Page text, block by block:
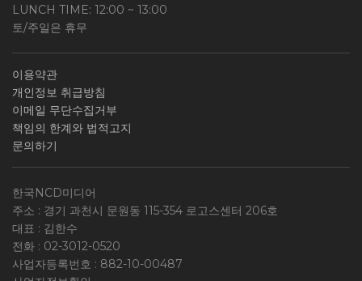
LUNCH TIME: 12:00 ~ 13:00
토/주일은 휴무
이용약관
개인정보 취급방침
이메일 무단수집거부
책임의 한계와 법적고지
문의하기
한국NCD미디어
주소 : 경기 과천시 문원동 115-354 로고스센터 206호
대표 : 김한수
전화 : 02-3012-0520
사업자등록번호 : 882-10-00487